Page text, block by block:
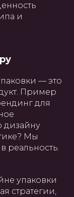
и
— это
Пример
для
дизайну
Мы
реальность.
упаковки
стратегии,